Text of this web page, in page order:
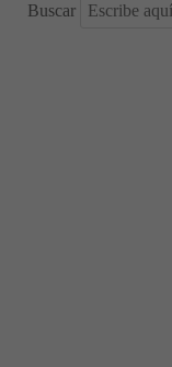
Buscar